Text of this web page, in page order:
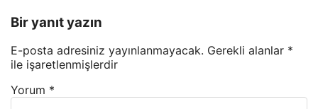
Bir yanıt yazın
E-posta adresiniz yayınlanmayacak. Gerekli alanlar *
ile işaretlenmişlerdir
Yorum *